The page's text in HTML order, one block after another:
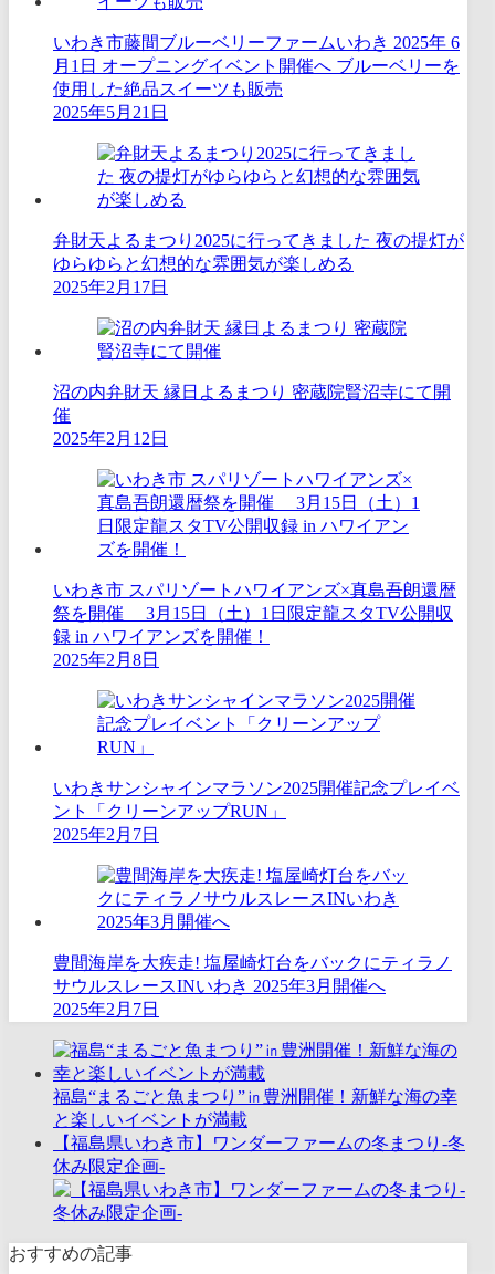
いわき市藤間ブルーベリーファームいわき 2025年 6
月1日 オープニングイベント開催へ ブルーベリーを
使用した絶品スイーツも販売
2025年5月21日
弁財天よるまつり2025に行ってきました 夜の提灯が
ゆらゆらと幻想的な雰囲気が楽しめる
2025年2月17日
沼の内弁財天 縁日よるまつり 密蔵院賢沼寺にて開
催
2025年2月12日
いわき市 スパリゾートハワイアンズ×真島吾朗還暦
祭を開催 3月15日（土）1日限定龍スタTV公開収
録 in ハワイアンズを開催！
2025年2月8日
いわきサンシャインマラソン2025開催記念プレイベ
ント「クリーンアップRUN」
2025年2月7日
豊間海岸を大疾走! ​塩屋崎灯台をバックにティラノ
サウルスレースINいわき 2025年3月開催へ
2025年2月7日
福島“まるごと魚まつり”㏌豊洲開催！新鮮な海の幸
と楽しいイベントが満載
【福島県いわき市】ワンダーファームの冬まつり-冬
休み限定企画-
おすすめの記事